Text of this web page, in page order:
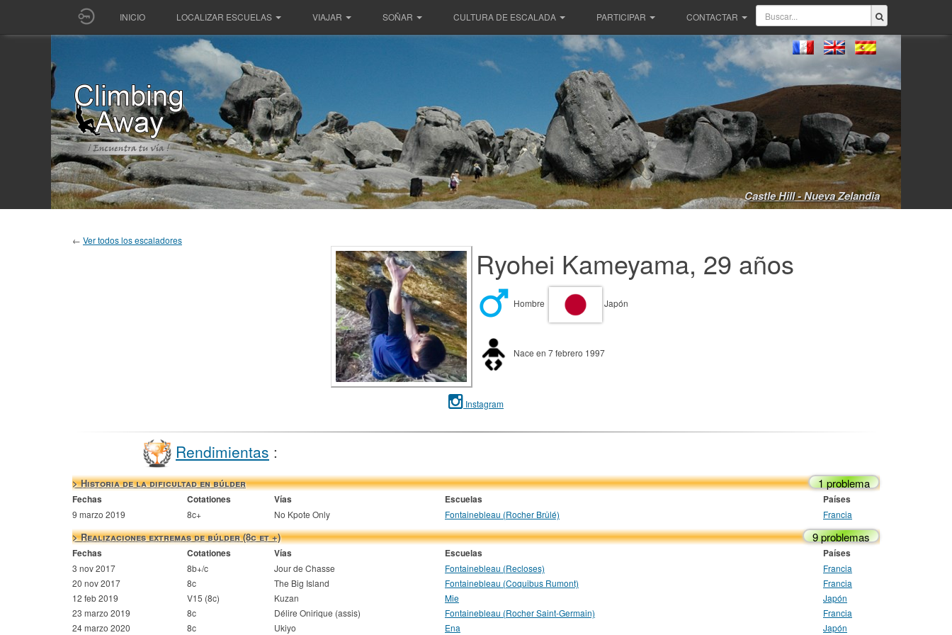
INICIO LOCALIZAR ESCUELAS VIAJAR SOÑAR CULTURA DE ESCALADA PARTICIPAR CONTACTAR
Castle Hill - Nueva Zelandia
← Ver todos los escaladores
Ryohei Kameyama, 29 años
Hombre Japón
Nace en 7 febrero 1997
Instagram
Rendimientas :
> Historia de la dificultad en búlder 1 problema
Fechas Cotationes Vías Escuelas Países
9 marzo 2019 8c+ No Kpote Only Fontainebleau (Rocher Brûlé) Francia
> Realizaciones extremas de búlder (8c et +) 9 problemas
Fechas Cotationes Vías Escuelas Países
3 nov 2017 8b+/c Jour de Chasse Fontainebleau (Recloses)
Francia
20 nov 2017
8c The Big Island Fontainebleau (Coquibus Rumont)
Francia
12 feb 2019
V15 (8c) Kuzan Mie
Japón
23 marzo 2019
8c Délire Onirique (assis) Fontainebleau (Rocher Saint-Germain)
Francia
24 marzo 2020
8c Ukiyo Ena Japón